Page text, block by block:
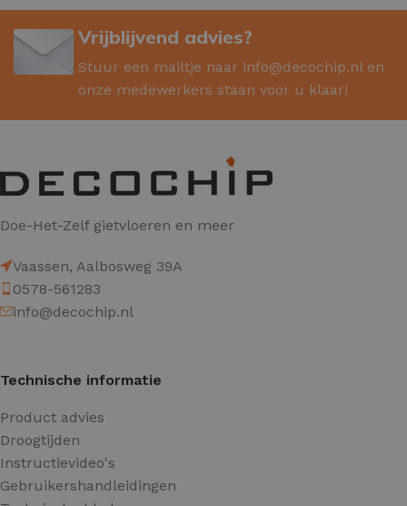
Vrijblijvend advies?
Stuur een mailtje naar info@decochip.nlen
onze medewerkers staan voor u klaar!
Doe-Het-Zelf gietvloeren en meer
Vaassen, Aalbosweg 39A
0578-561283
info@decochip.nl
Technische informatie
Product advies
Droogtijden
Instructievideo's
Gebruikershandleidingen